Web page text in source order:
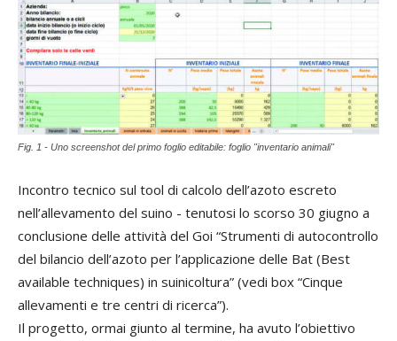
Fig. 1 - Uno screenshot del primo foglio editabile: foglio "inventario animali"
Incontro tecnico sul tool di calcolo dell’azoto escreto
nell’allevamento del suino - tenutosi lo scorso 30 giugno a
conclusione delle attività del Goi “Strumenti di autocontrollo
del bilancio dell’azoto per l’applicazione delle Bat (Best
available techniques) in suinicoltura” (vedi box “Cinque
allevamenti e tre centri di ricerca”).
Il progetto, ormai giunto al termine, ha avuto l’obiettivo